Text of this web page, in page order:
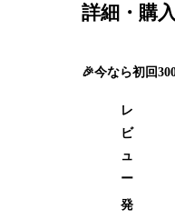
詳細・購
🎉今なら初回
レ
ビ
ュ
ー
発